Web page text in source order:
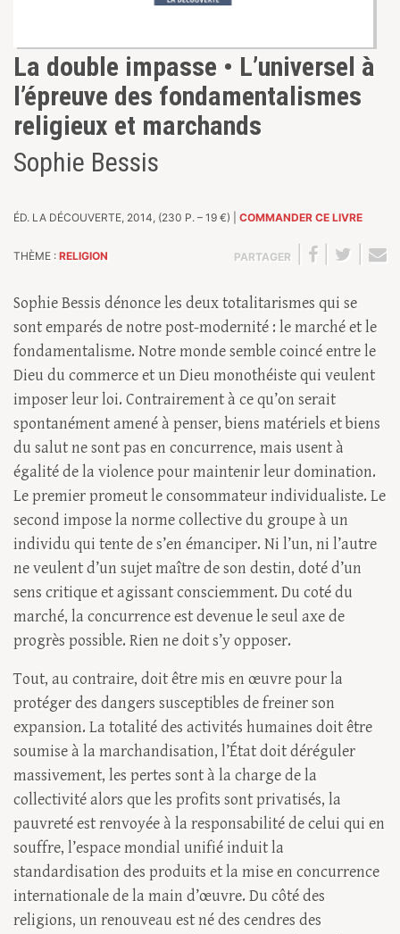
La double impasse • L’universel à
l’épreuve des fondamentalismes
religieux et marchands
Sophie Bessis
ÉD. LA DÉCOUVERTE, 2014, (230 P. – 19 €) | COMMANDER CE LIVRE
THÈME : RELIGION PARTAGER
Sophie Bessis dénonce les deux totalitarismes qui se
sont emparés de notre post-modernité : le marché et le
fondamentalisme. Notre monde semble coincé entre le
Dieu du commerce et un Dieu monothéiste qui veulent
imposer leur loi. Contrairement à ce qu’on serait
spontanément amené à penser, biens matériels et biens
du salut ne sont pas en concurrence, mais usent à
égalité de la violence pour maintenir leur domination.
Le premier promeut le consommateur individualiste. Le
second impose la norme collective du groupe à un
individu qui tente de s’en émanciper. Ni l’un, ni l’autre
ne veulent d’un sujet maître de son destin, doté d’un
sens critique et agissant consciemment. Du coté du
marché, la concurrence est devenue le seul axe de
progrès possible. Rien ne doit s’y opposer.
Tout, au contraire, doit être mis en œuvre pour la
protéger des dangers susceptibles de freiner son
expansion. La totalité des activités humaines doit être
soumise à la marchandisation, l’État doit déréguler
massivement, les pertes sont à la charge de la
collectivité alors que les profits sont privatisés, la
pauvreté est renvoyée à la responsabilité de celui qui en
souffre, l’espace mondial unifié induit la
standardisation des produits et la mise en concurrence
internationale de la main d’œuvre. Du côté des
religions, un renouveau est né des cendres des